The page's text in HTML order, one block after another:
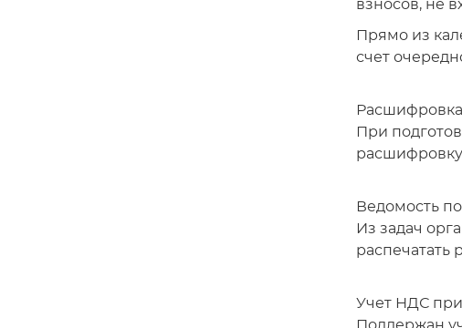
взносов, не
Прямо из
счет
При
расшифровку
Ведомость
Из задач
распечатать
Учет НДС при